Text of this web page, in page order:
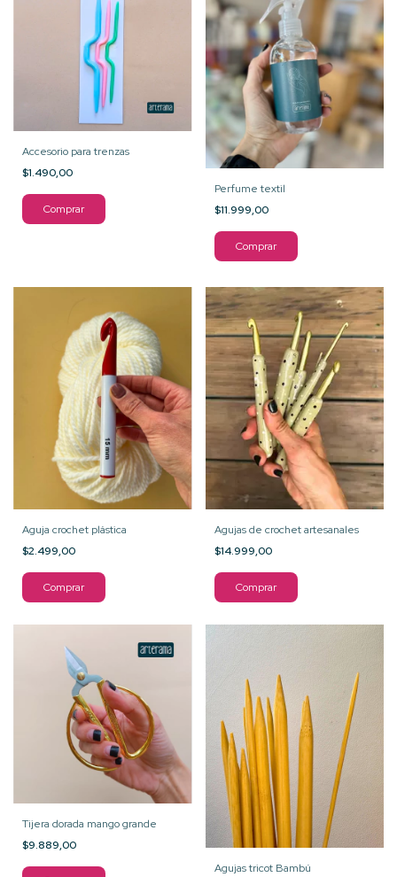
Accesorio para trenzas
$1.490,00
Perfume textil
$11.999,00
Aguja crochet plástica
$2.499,00
Comprar
Agujas de crochet artesanales
$14.999,00
Comprar
Tijera dorada mango grande
$9.889,00
Agujas tricot Bambú